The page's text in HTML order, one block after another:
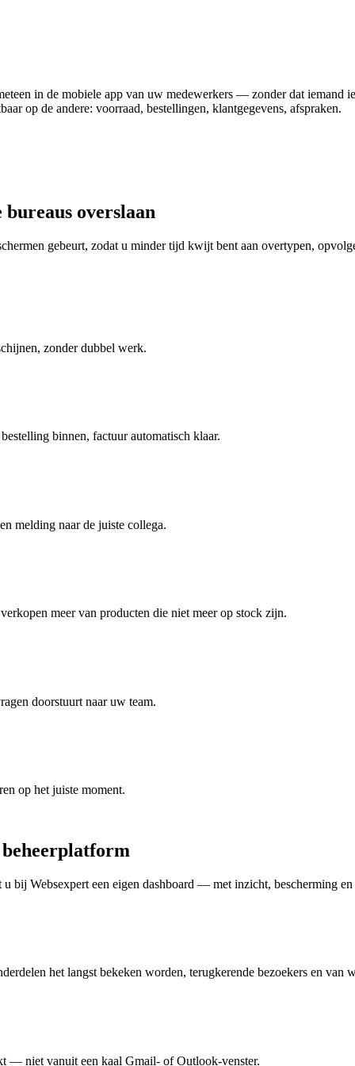
in de mobiele app van uw medewerkers — zonder dat iemand
op de andere: voorraad, bestellingen, klantgegevens, afspraken.
overslaan
gebeurt, zodat u minder tijd kwijt bent aan overtypen,
zonder dubbel werk.
binnen, factuur automatisch klaar.
melding naar de juiste collega.
meer van producten die niet meer op stock zijn.
doorstuurt naar uw team.
op het juiste moment.
beheerplatform
bij Websexpert een eigen dashboard — met inzicht, bescherming
het langst bekeken worden, terugkerende bezoekers en van
— niet vanuit een kaal Gmail- of Outlook-venster.